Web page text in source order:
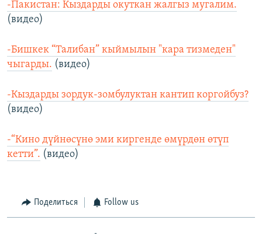
-Пакистан: Кыздарды окуткан жалгыз мугалим.
(видео)
-Бишкек “Талибан” кыймылын "кара тизмеден"
чыгарды. (видео)
-Кыздарды зордук-зомбулуктан кантип коргойбуз?
(видео)
-“Кино дүйнөсүнө эми киргенде өмүрдөн өтүп
кетти”. (видео)
Поделиться Follow us